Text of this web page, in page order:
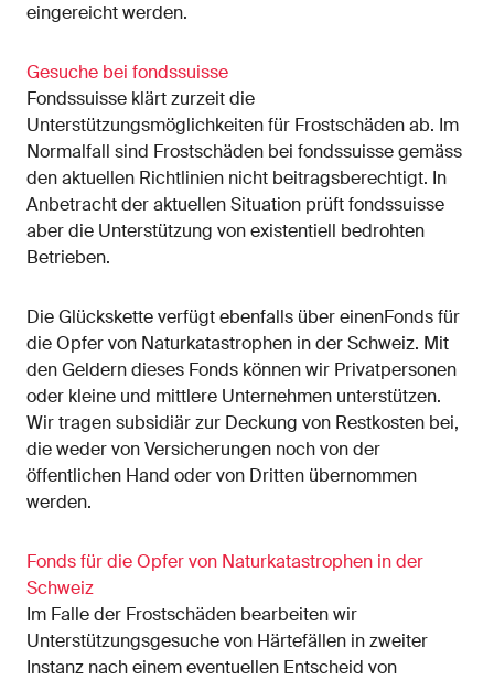
eingereicht werden.
Gesuche bei fondssuisse
Fondssuisse klärt zurzeit die
Unterstützungsmöglichkeiten für Frostschäden ab. Im
Normalfall sind Frostschäden bei fondssuisse gemäss
den aktuellen Richtlinien nicht beitragsberechtigt. In
Anbetracht der aktuellen Situation prüft fondssuisse
aber die Unterstützung von existentiell bedrohten
Betrieben.
Die Glückskette verfügt ebenfalls über einenFonds für
die Opfer von Naturkatastrophen in der Schweiz. Mit
den Geldern dieses Fonds können wir Privatpersonen
oder kleine und mittlere Unternehmen unterstützen.
Wir tragen subsidiär zur Deckung von Restkosten bei,
die weder von Versicherungen noch von der
öffentlichen Hand oder von Dritten übernommen
werden.
Fonds für die Opfer von Naturkatastrophen in der
Schweiz
Im Falle der Frostschäden bearbeiten wir
Unterstützungsgesuche von Härtefällen in zweiter
Instanz nach einem eventuellen Entscheid von